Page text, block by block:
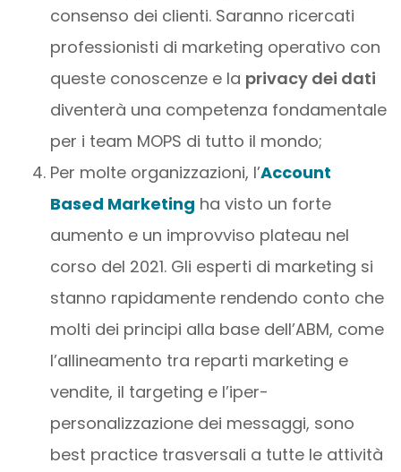
consenso dei clienti. Saranno ricercati
professionisti di marketing operativo con
queste conoscenze e la privacy dei dati
diventerà una competenza fondamentale
per i team MOPS di tutto il mondo;
Per molte organizzazioni, l’Account
Based Marketing ha visto un forte
aumento e un improvviso plateau nel
corso del 2021. Gli esperti di marketing si
stanno rapidamente rendendo conto che
molti dei principi alla base dell’ABM, come
l’allineamento tra reparti marketing e
vendite, il targeting e l’iper-
personalizzazione dei messaggi, sono
best practice trasversali a tutte le attività